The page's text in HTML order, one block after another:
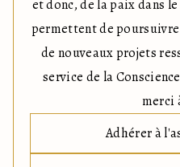
et donc, de la paix dans
permettent de
de nouveaux projets
service de la
merci
Adhérer à